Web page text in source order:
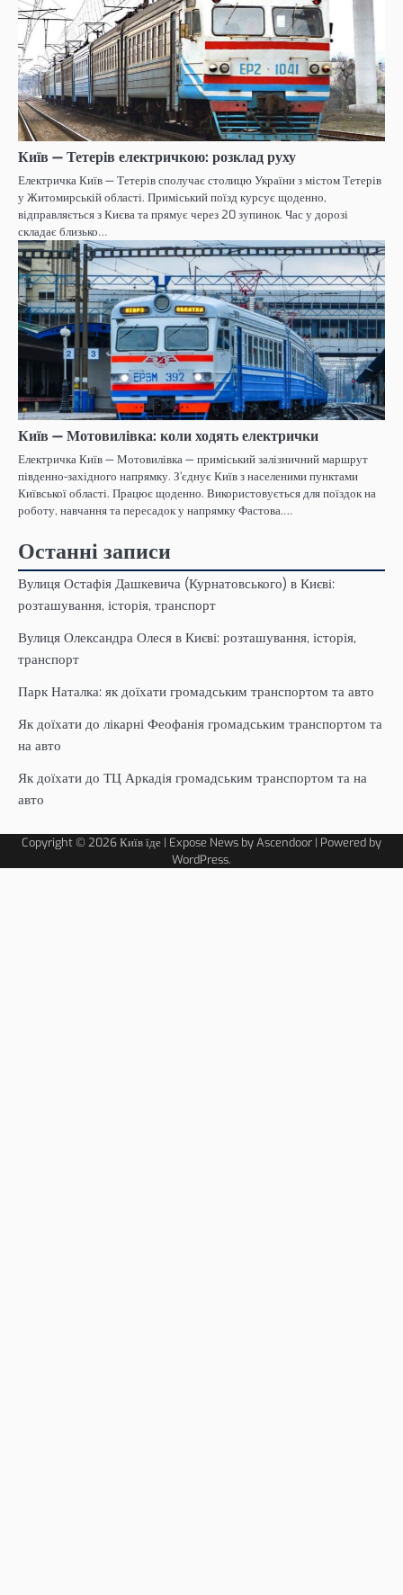
Київ — Тетерів електричкою: розклад руху
Електричка Київ — Тетерів сполучає столицю України з містом Тетерів
у Житомирській області. Приміський поїзд курсує щоденно,
відправляється з Києва та прямує через 20 зупинок. Час у дорозі
складає близько…
Київ — Мотовилівка: коли ходять електрички
Електричка Київ — Мотовилівка — приміський залізничний маршрут
південно-західного напрямку. З’єднує Київ з населеними пунктами
Київської області. Працює щоденно. Використовується для поїздок на
роботу, навчання та пересадок у напрямку Фастова.…
Останні записи
Вулиця Остафія Дашкевича (Курнатовського) в Києві:
розташування, історія, транспорт
Вулиця Олександра Олеся в Києві: розташування, історія,
транспорт
Парк Наталка: як доїхати громадським транспортом та авто
Як доїхати до лікарні Феофанія громадським транспортом та
на авто
Як доїхати до ТЦ Аркадія громадським транспортом та на
авто
Copyright © 2026Київ їде | Expose News byAscendoor | Powered by
WordPress.